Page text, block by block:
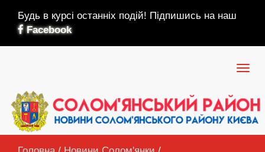
Будь в курсі останніх подій! Підпишись на наш
Facebook